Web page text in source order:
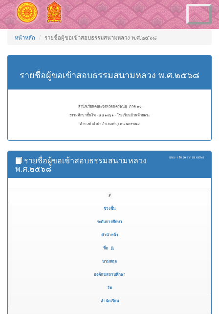
Toggle
navigation
หน้าหลัก รายชื่อผู้ขอเข้าสอบธรรมสนามหลวง พ.ศ.๒๕๖๘
รายชื่อผู้ขอเข้าสอบธรรมสนามหลวง พ.ศ.๒๕๖๘
สำนักเรียนคณะจังหวัดนครพนม ภาค ๑๐
ธรรมศึกษาชั้นโท - ๔๔๑๐๖๑ - โรงเรียนบ้านห้วยพระ
ตำบลท่าจำปา อำเภอท่าอุเทน นครพนม
แสดง 1 ถึง 50 จาก 53 ผลลัพธ์
รายชื่อผู้ขอเข้าสอบธรรมสนามหลวง
พ.ศ.๒๕๖๘
#
ช่วงชั้น
ระดับการศึกษา
คำนำหน้า
ชื่อ
นามสกุล
องค์กร/สถานศึกษา
วัด
สำนักเรียน